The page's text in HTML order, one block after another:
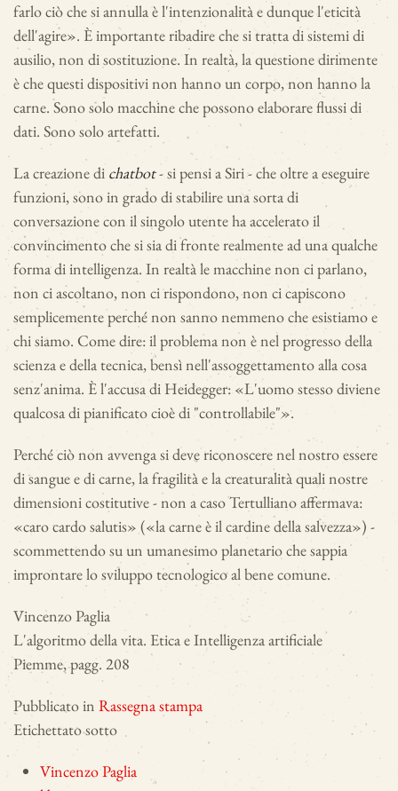
farlo ciò che si annulla è l'intenzionalità e dunque l'eticità
dell'agire». È importante ribadire che si tratta di sistemi di
ausilio, non di sostituzione. In realtà, la questione dirimente
è che questi dispositivi non hanno un corpo, non hanno la
carne. Sono solo macchine che possono elaborare flussi di
dati. Sono solo artefatti.
La creazione di chatbot- si pensi a Siri - che oltre a eseguire
funzioni, sono in grado di stabilire una sorta di
conversazione con il singolo utente ha accelerato il
convincimento che si sia di fronte realmente ad una qualche
forma di intelligenza. In realtà le macchine non ci parlano,
non ci ascoltano, non ci rispondono, non ci capiscono
semplicemente perché non sanno nemmeno che esistiamo e
chi siamo. Come dire: il problema non è nel progresso della
scienza e della tecnica, bensì nell'assoggettamento alla cosa
senz'anima. È l'accusa di Heidegger: «L'uomo stesso diviene
qualcosa di pianificato cioè di "controllabile"».
Perché ciò non avvenga si deve riconoscere nel nostro essere
di sangue e di carne, la fragilità e la creaturalità quali nostre
dimensioni costitutive - non a caso Tertulliano affermava:
«caro cardo salutis» («la carne è il cardine della salvezza») -
scommettendo su un umanesimo planetario che sappia
improntare lo sviluppo tecnologico al bene comune.
Vincenzo Paglia
L'algoritmo della vita. Etica e Intelligenza artificiale
Piemme, pagg. 208
Pubblicato in Rassegna stampa
Etichettato sotto
Vincenzo Paglia